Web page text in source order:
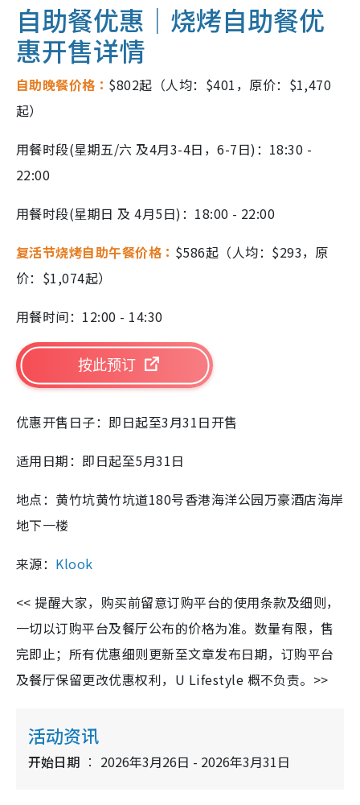
自助餐优惠｜烧烤自助餐优
惠开售详情
自助晚餐价格： $802起（人均：$401，原价：$1,470
起）
用餐时段(星期五/六 及4月3-4日，6-7日)：18:30 -
22:00
用餐时段(星期日 及 4月5日)：18:00 - 22:00
复活节烧烤自助午餐价格： $586起（人均：$293，原
价：$1,074起）
用餐时间：12:00 - 14:30
按此预订
优惠开售日子：即日起至3月31日开售
适用日期：即日起至5月31日
地点： 黄竹坑黄竹坑道180号香港海洋公园万豪酒店海岸
地下一楼
来源： Klook
<< 提醒大家，购买前留意订购平台的使用条款及细则，
一切以订购平台及餐厅公布的价格为准。数量有限，售
完即止；所有优惠细则更新至文章发布日期，订购平台
及餐厅保留更改优惠权利，U Lifestyle 概不负责。>>
活动资讯
开始日期 2026年3月26日 - 2026年3月31日